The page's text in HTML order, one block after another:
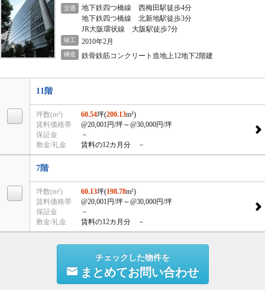
交通
地下鉄四つ橋線 西梅田駅徒歩4分
地下鉄四つ橋線 北新地駅徒歩3分
JR大阪環状線 大阪駅徒歩7分
竣工 2010年2月
構造 鉄骨鉄筋コンクリート造地上12地下2階建
11階
坪数(m²) 60.54坪(200.13m²)
賃料価格帯
@20,001円/坪～@30,000円/坪
保証金
－
敷金/礼金
賃料の12カ月分 －
7階
坪数(m²) 60.13坪(198.78m²)
賃料価格帯
@20,001円/坪～@30,000円/坪
保証金
－
敷金/礼金
賃料の12カ月分 －
チェックした物件を
まとめてお問い合わせ